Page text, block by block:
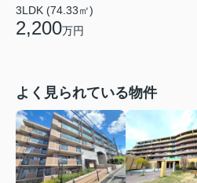
3LDK (74.33㎡)
2,200万円
よく見られている物件